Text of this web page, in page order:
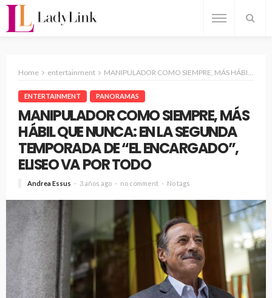
Home entertainment MANIPULADOR COMO SIEMPRE, MÁS HÁBIL QUE NUNCA: EN LA SEGUNDA TEMPORADA DE “EL ENCARGADO”, ELISEO VA POR TODO
ENTERTAINMENT PANORAMAS
MANIPULADOR COMO SIEMPRE, MÁS
HÁBIL QUE NUNCA: EN LA SEGUNDA
TEMPORADA DE “EL ENCARGADO”,
ELISEO VA POR TODO
Andrea Essus 3 años ago no comment No tags